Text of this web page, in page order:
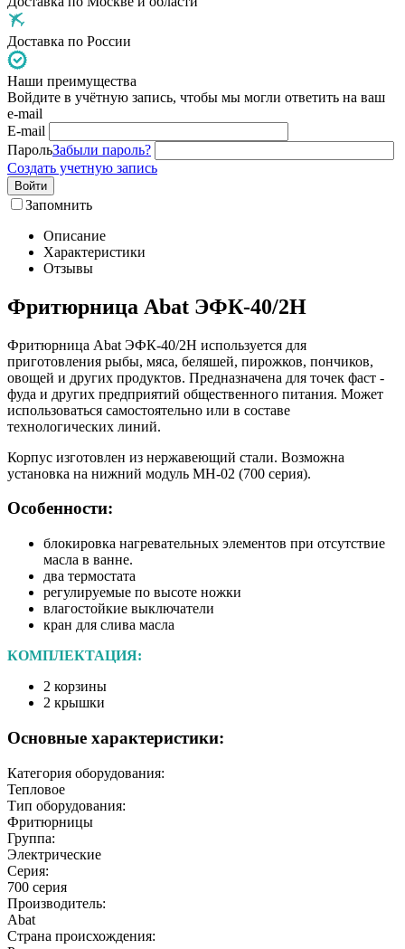
Доставка по России
Наши преимущества
Войдите в учётную запись, чтобы мы могли ответить на ваш
e-mail
E-mail
ПарольЗабыли пароль?
Создать учетную запись
Войти
Запомнить
Описание
Характеристики
Отзывы
Фритюрница Abat ЭФК-40/2Н
Фритюрница Abat ЭФК-40/2Н используется для
приготовления рыбы, мяса, беляшей, пирожков, пончиков,
овощей и других продуктов. Предназначена для точек фаст -
фуда и других предприятий общественного питания. Может
использоваться самостоятельно или в составе
технологических линий.
Корпус изготовлен из нержавеющий стали. Возможна
установка на нижний модуль МН-02 (700 серия).
Особенности:
блокировка нагревательных элементов при отсутствие
масла в ванне.
два термостата
регулируемые по высоте ножки
влагостойкие выключатели
кран для слива масла
КОМПЛЕКТАЦИЯ:
2 корзины
2 крышки
Основные характеристики:
Категория оборудования:
Тепловое
Тип оборудования:
Фритюрницы
Группа:
Электрические
Серия:
700 серия
Производитель:
Abat
Страна происхождения: